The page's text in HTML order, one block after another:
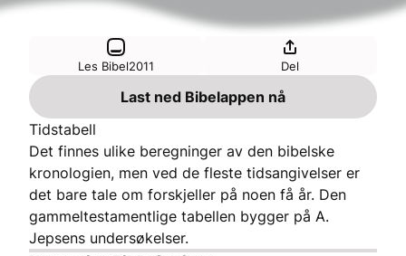
Les Bibel2011 Del
Last ned Bibelappen nå
Tidstabell
Det finnes ulike beregninger av den bibelske
kronologien, men ved de fleste tidsangivelser er
det bare tale om forskjeller på noen få år. Den
gammeltestamentlige tabellen bygger på A.
Jepsens undersøkelser.